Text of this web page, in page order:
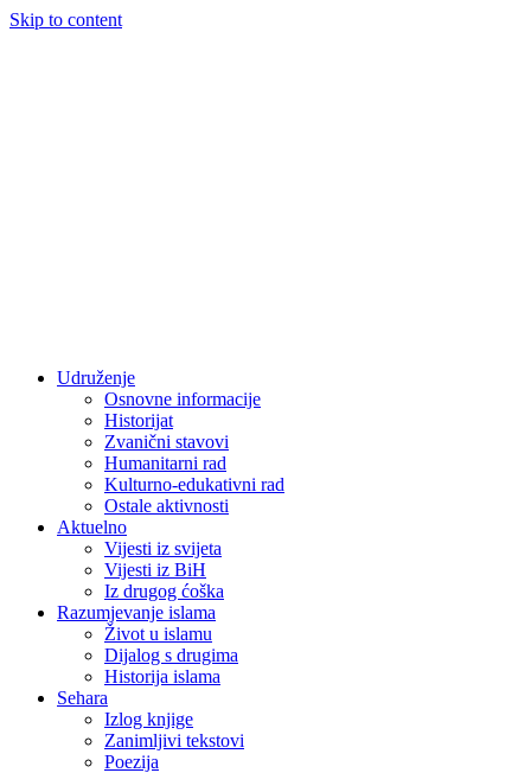
Skip to content
Udruženje
Osnovne informacije
Historijat
Zvanični stavovi
Humanitarni rad
Kulturno-edukativni rad
Ostale aktivnosti
Aktuelno
Vijesti iz svijeta
Vijesti iz BiH
Iz drugog ćoška
Razumjevanje islama
Život u islamu
Dijalog s drugima
Historija islama
Sehara
Izlog knjige
Zanimljivi tekstovi
Poezija